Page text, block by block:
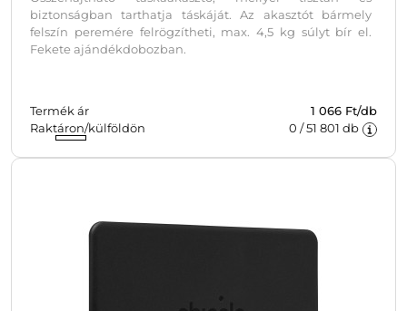
biztonságban tarthatja táskáját. Az akasztót bármely
felszín peremére felrögzítheti, max. 4,5 kg súlyt bír el.
Fekete ajándékdobozban.
Termék ár
1 066 Ft/db
Raktáron/külföldön
0 /51 801 db